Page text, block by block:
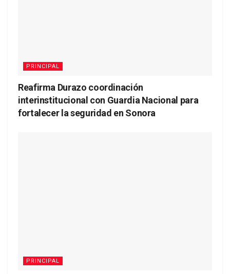
PRINCIPAL
Reafirma Durazo coordinación
interinstitucional con Guardia Nacional para
fortalecer la seguridad en Sonora
PRINCIPAL